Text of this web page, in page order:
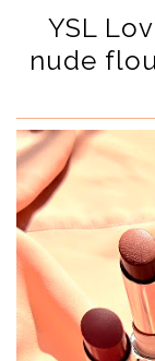
YSL
nude